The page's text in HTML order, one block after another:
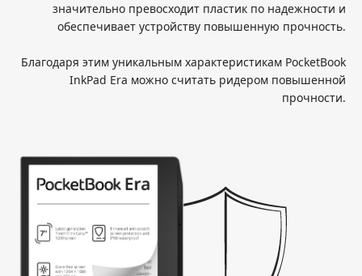
значительно превосходит пластик по надежности и
обеспечивает устройству повышенную прочность.
Благодаря этим уникальным характеристикам PocketBook
InkPad Era можно считать ридером повышенной
прочности.